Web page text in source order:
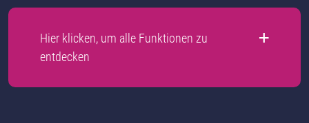
Hier klicken, um alle Funktionen zu
entdecken